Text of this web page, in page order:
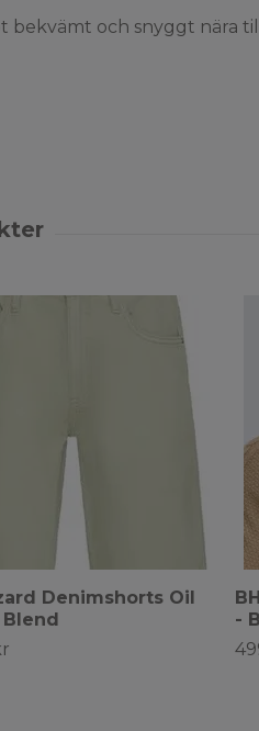
bekvämt och snyggt nära
Denimshorts Oil
Blend
-